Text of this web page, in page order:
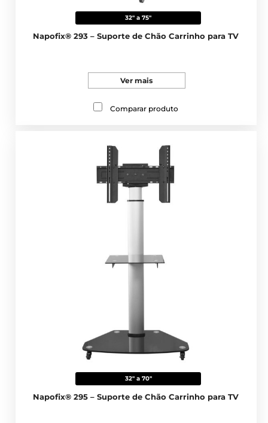
32" a 75"
Napofix® 293 – Suporte de Chão Carrinho para TV
Ver mais
Comparar produto
32" a 70"
Napofix® 295 – Suporte de Chão Carrinho para TV